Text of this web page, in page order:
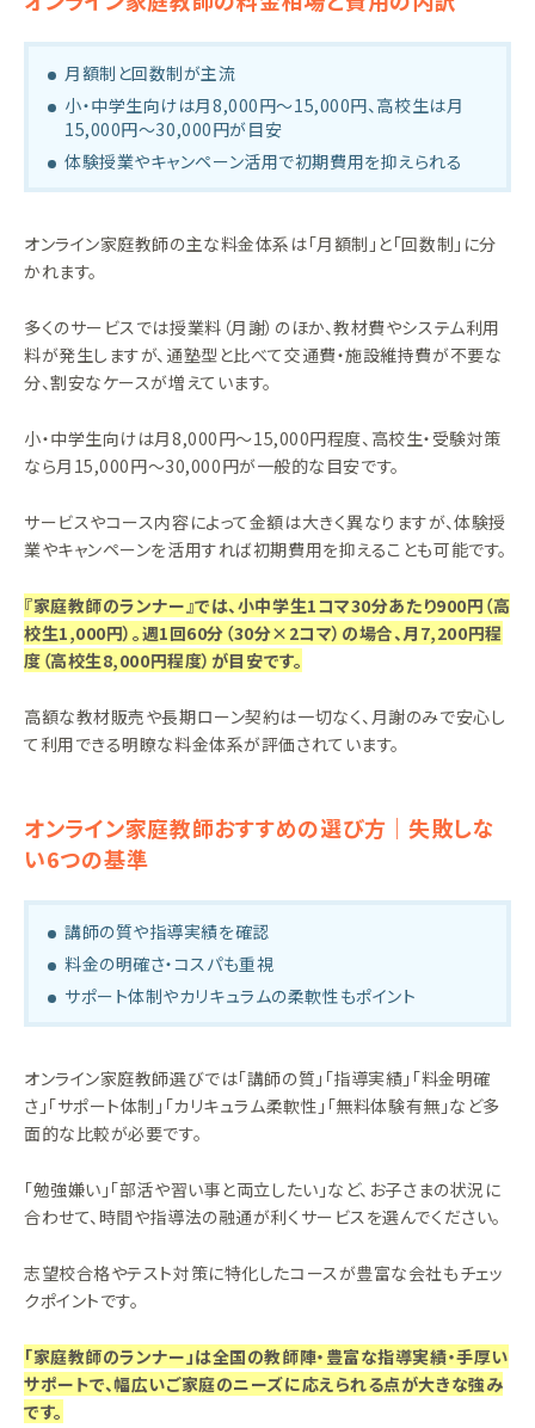
月額制と回数制が主流
小・中学生向けは月8,000円～15,000円、高校生は月
15,000円～30,000円が目安
体験授業やキャンペーン活用で初期費用を抑えられる
オンライン家庭教師の主な料金体系は「月額制」と「回数制」に分
かれます。
多くのサービスでは授業料（月謝）のほか、教材費やシステム利用
料が発生しますが、通塾型と比べて交通費・施設維持費が不要な
分、割安なケースが増えています。
小・中学生向けは月8,000円～15,000円程度、高校生・受験対策
なら月15,000円～30,000円が一般的な目安です。
サービスやコース内容によって金額は大きく異なりますが、体験授
業やキャンペーンを活用すれば初期費用を抑えることも可能です。
『家庭教師のランナー』では、小中学生1コマ30分あたり900円（高
校生1,000円）。週1回60分（30分×2コマ）の場合、月7,200円程
度（高校生8,000円程度）が目安です。
高額な教材販売や長期ローン契約は一切なく、月謝のみで安心し
て利用できる明瞭な料金体系が評価されています。
オンライン家庭教師おすすめの選び方｜失敗しな
い6つの基準
講師の質や指導実績を確認
料金の明確さ・コスパも重視
サポート体制やカリキュラムの柔軟性もポイント
オンライン家庭教師選びでは「講師の質」「指導実績」「料金明確
さ」「サポート体制」「カリキュラム柔軟性」「無料体験有無」など多
面的な比較が必要です。
「勉強嫌い」「部活や習い事と両立したい」など、お子さまの状況に
合わせて、時間や指導法の融通が利くサービスを選んでください。
志望校合格やテスト対策に特化したコースが豊富な会社もチェッ
クポイントです。
「家庭教師のランナー」は全国の教師陣・豊富な指導実績・手厚い
サポートで、幅広いご家庭のニーズに応えられる点が大きな強み
です。